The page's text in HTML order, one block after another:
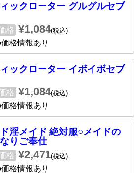
ックローター グルグルセブ
格 ¥1,084(税込)
格情報あり
ックローター イボイボセブ
格 ¥1,084(税込)
格情報あり
淫メイド 絶対服○メイドの
りご奉仕
格 ¥2,471(税込)
格情報あり